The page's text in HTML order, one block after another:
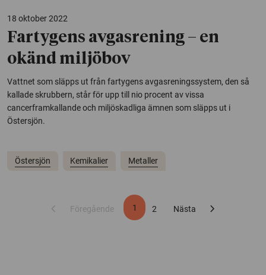
18 oktober 2022
Fartygens avgasrening – en
okänd miljöbov
Vattnet som släpps ut från fartygens avgasreningssystem, den så
kallade skrubbern, står för upp till nio procent av vissa
cancerframkallande och miljöskadliga ämnen som släpps ut i
Östersjön.
Östersjön Kemikalier Metaller
chevron_left Föregående 1 2 Nästa chevron_right